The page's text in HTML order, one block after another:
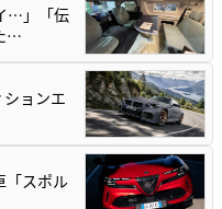
…」「伝
…
ションエ
「スポル